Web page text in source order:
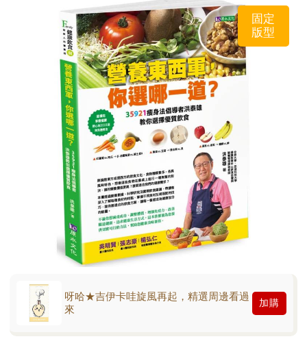
固定
版型
呀哈★吉伊卡哇旋風再起，精選周邊看過
來
加購